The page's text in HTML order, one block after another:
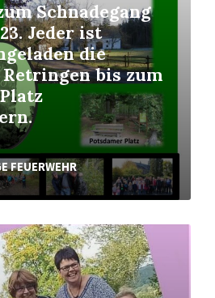
Schnadegang
Jeder ist
die
bis zum
FEUERWEHR